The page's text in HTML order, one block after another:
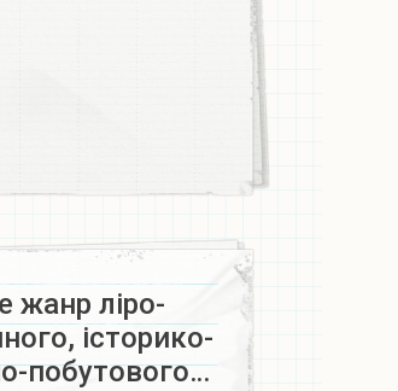
жанр ліро-
історико-
побутового…